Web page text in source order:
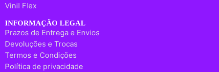
Vinil Flex
INFORMAÇÃO LEGAL
Prazos de Entrega e Envios
Devoluções e Trocas
Termos e Condições
Política de privacidade